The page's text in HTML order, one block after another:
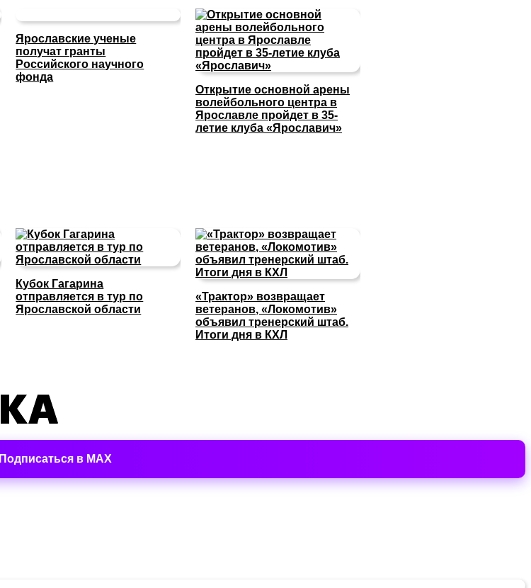
Ярославские ученые
получат гранты
Российского научного
фонда
Открытие основной арены
волейбольного центра в
Ярославле пройдет в 35-
летие клуба «Ярославич»
Кубок Гагарина
отправляется в тур по
Ярославской области
«Трактор» возвращает
ветеранов, «Локомотив»
объявил тренерский штаб.
Итоги дня в КХЛ
Подписаться в MAX